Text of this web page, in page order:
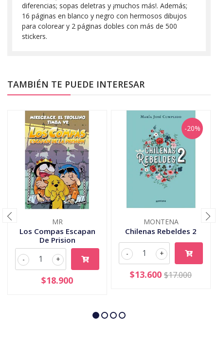
diferencias; sopas deletras y ¡muchos más!. Además;
16 páginas en blanco y negro con hermosos dibujos
para colorear y 2 páginas dobles con más de 500
stickers.
TAMBIÉN TE PUEDE INTERESAR
MR
Los Compas Escapan
De Prision
+
-
$18.900
-20%
MONTENA
Chilenas Rebeldes 2
+
-
$13.600 $17.000